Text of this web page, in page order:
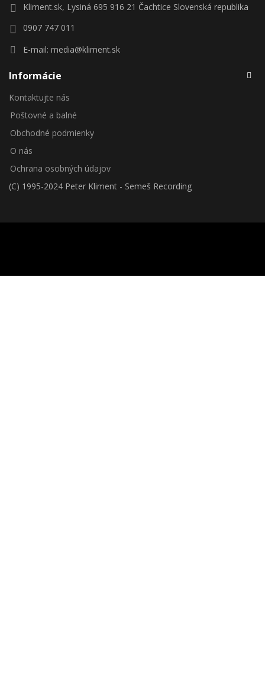
Kliment.sk, Lysiná 695 916 21 Čachtice Slovenská republika
0907 747 011
E-mail: media@kliment.sk
Informácie
Kontaktujte nás
Poštovné a balné
Obchodné podmienky
O nás
Ochrana osobných údajov
(C) 1995-2024 Peter Kliment - Semeš Recording